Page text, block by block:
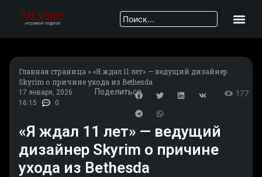
Главная страница » «Я ждал 11 лет» — ведущий дизайнер
Skyrim о причине ухода из Bethesda
17 января, 2026
16:15
0
Поделиться 177
«Я ждал 11 лет» — ведущий
дизайнер Skyrim о причине
ухода из Bethesda